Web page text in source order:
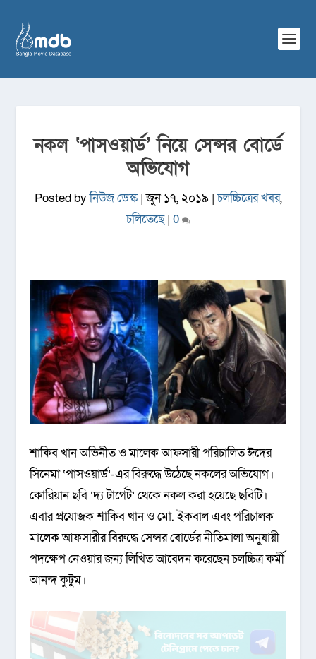
নকল ‘পাসওয়ার্ড’ নিয়ে সেন্সর বোর্ডে
অভিযোগ
Posted byনিউজ ডেস্ক|জুন ১৭, ২০১৯ |চলচ্চিত্রের খবর,
চলিতেছে| 0
শাকিব খান অভিনীত ও মালেক আফসারী পরিচালিত ঈদের
সিনেমা ‘পাসওয়ার্ড’-এর বিরুদ্ধে উঠেছে নকলের অভিযোগ।
কোরিয়ান ছবি ‘দ্য টার্গেট’ থেকে নকল করা হয়েছে ছবিটি।
এবার প্রযোজক শাকিব খান ও মো. ইকবাল এবং পরিচালক
মালেক আফসারীর বিরুদ্ধে সেন্সর বোর্ডের নীতিমালা অনুযায়ী
পদক্ষেপ নেওয়ার জন্য লিখিত আবেদন করেছেন চলচ্চিত্র কর্মী
আনন্দ কুটুম।